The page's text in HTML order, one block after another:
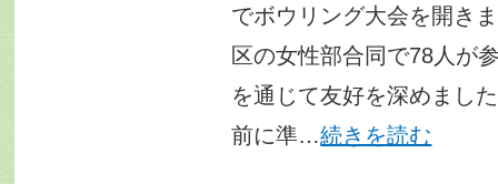
でボウリング大会を開き
区の女性部合同で78人が
を通じて友好を深めま
前に準…続きを読む